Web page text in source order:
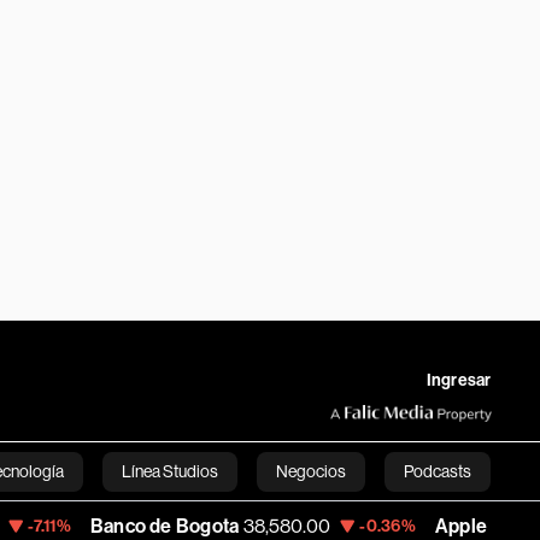
Ingresar
Línea Studios Negocios Podcasts
English
de Bogota 38,580.00 -0.36% Apple 311.38 +0.14%